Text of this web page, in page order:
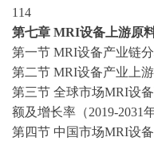
114
第七章 MRI设备上游原
第一节 MRI设备产业链
第二节 MRI设备产业上
第三节 全球市场MRI设
额及增长率（2019-2031
第四节 中国市场MRI设